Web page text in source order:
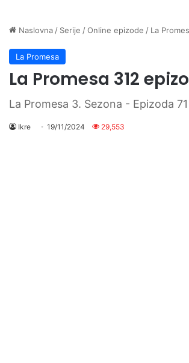
Naslovna / Serije /Online epizode / La
La Promesa
La Promesa 312
La Promesa 3. Sezona - Epizoda 71
Ikre 19/11/2024 29,553